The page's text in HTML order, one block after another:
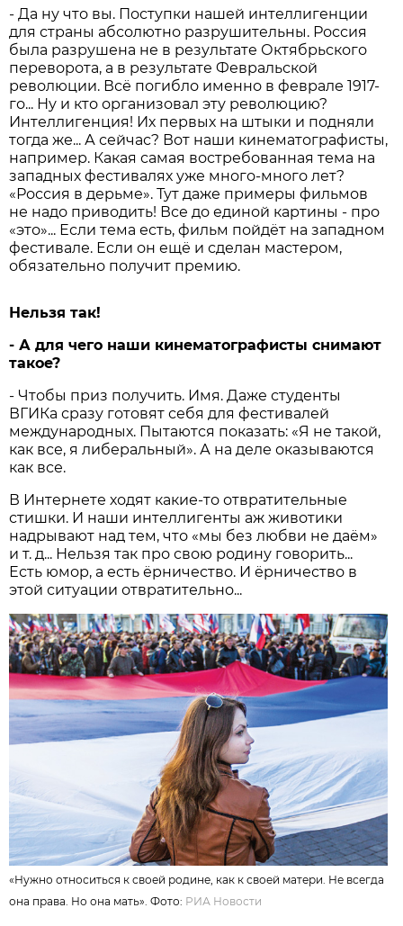
- Да ну что вы. Поступки нашей интеллигенции
для страны абсолютно разрушительны. Россия
была разрушена не в результате Октябрьского
переворота, а в результате Февральской
революции. Всё погибло именно в феврале 1917-
го... Ну и кто организовал эту революцию?
Интеллигенция! Их первых на штыки и подняли
тогда же... А сейчас? Вот наши кинематографисты,
например. Какая самая востребованная тема на
западных фестивалях уже много-много лет?
«Россия в дерьме». Тут даже примеры фильмов
не надо приводить! Все до единой картины - про
«это»... Если тема есть, фильм пойдёт на западном
фестивале. Если он ещё и сделан мастером,
обязательно получит премию.
Нельзя так!
- А для чего наши кинемато­графисты снимают
такое?
- Чтобы приз получить. Имя. Даже студенты
ВГИКа сразу готовят себя для фестивалей
международных. Пытаются показать: «Я не такой,
как все, я либеральный». А на деле оказываются
как все.
В Интернете ходят какие-то отвратительные
стишки. И наши интеллигенты аж животики
надрывают над тем, что «мы без любви не даём»
и т. д... Нельзя так про свою родину говорить...
Есть юмор, а есть ёрничество. И ёрничество в
этой ситуации отвратительно...
«Нужно относиться к своей родине, как к своей матери. Не всегда
она права. Но она мать». Фото: РИА Новости